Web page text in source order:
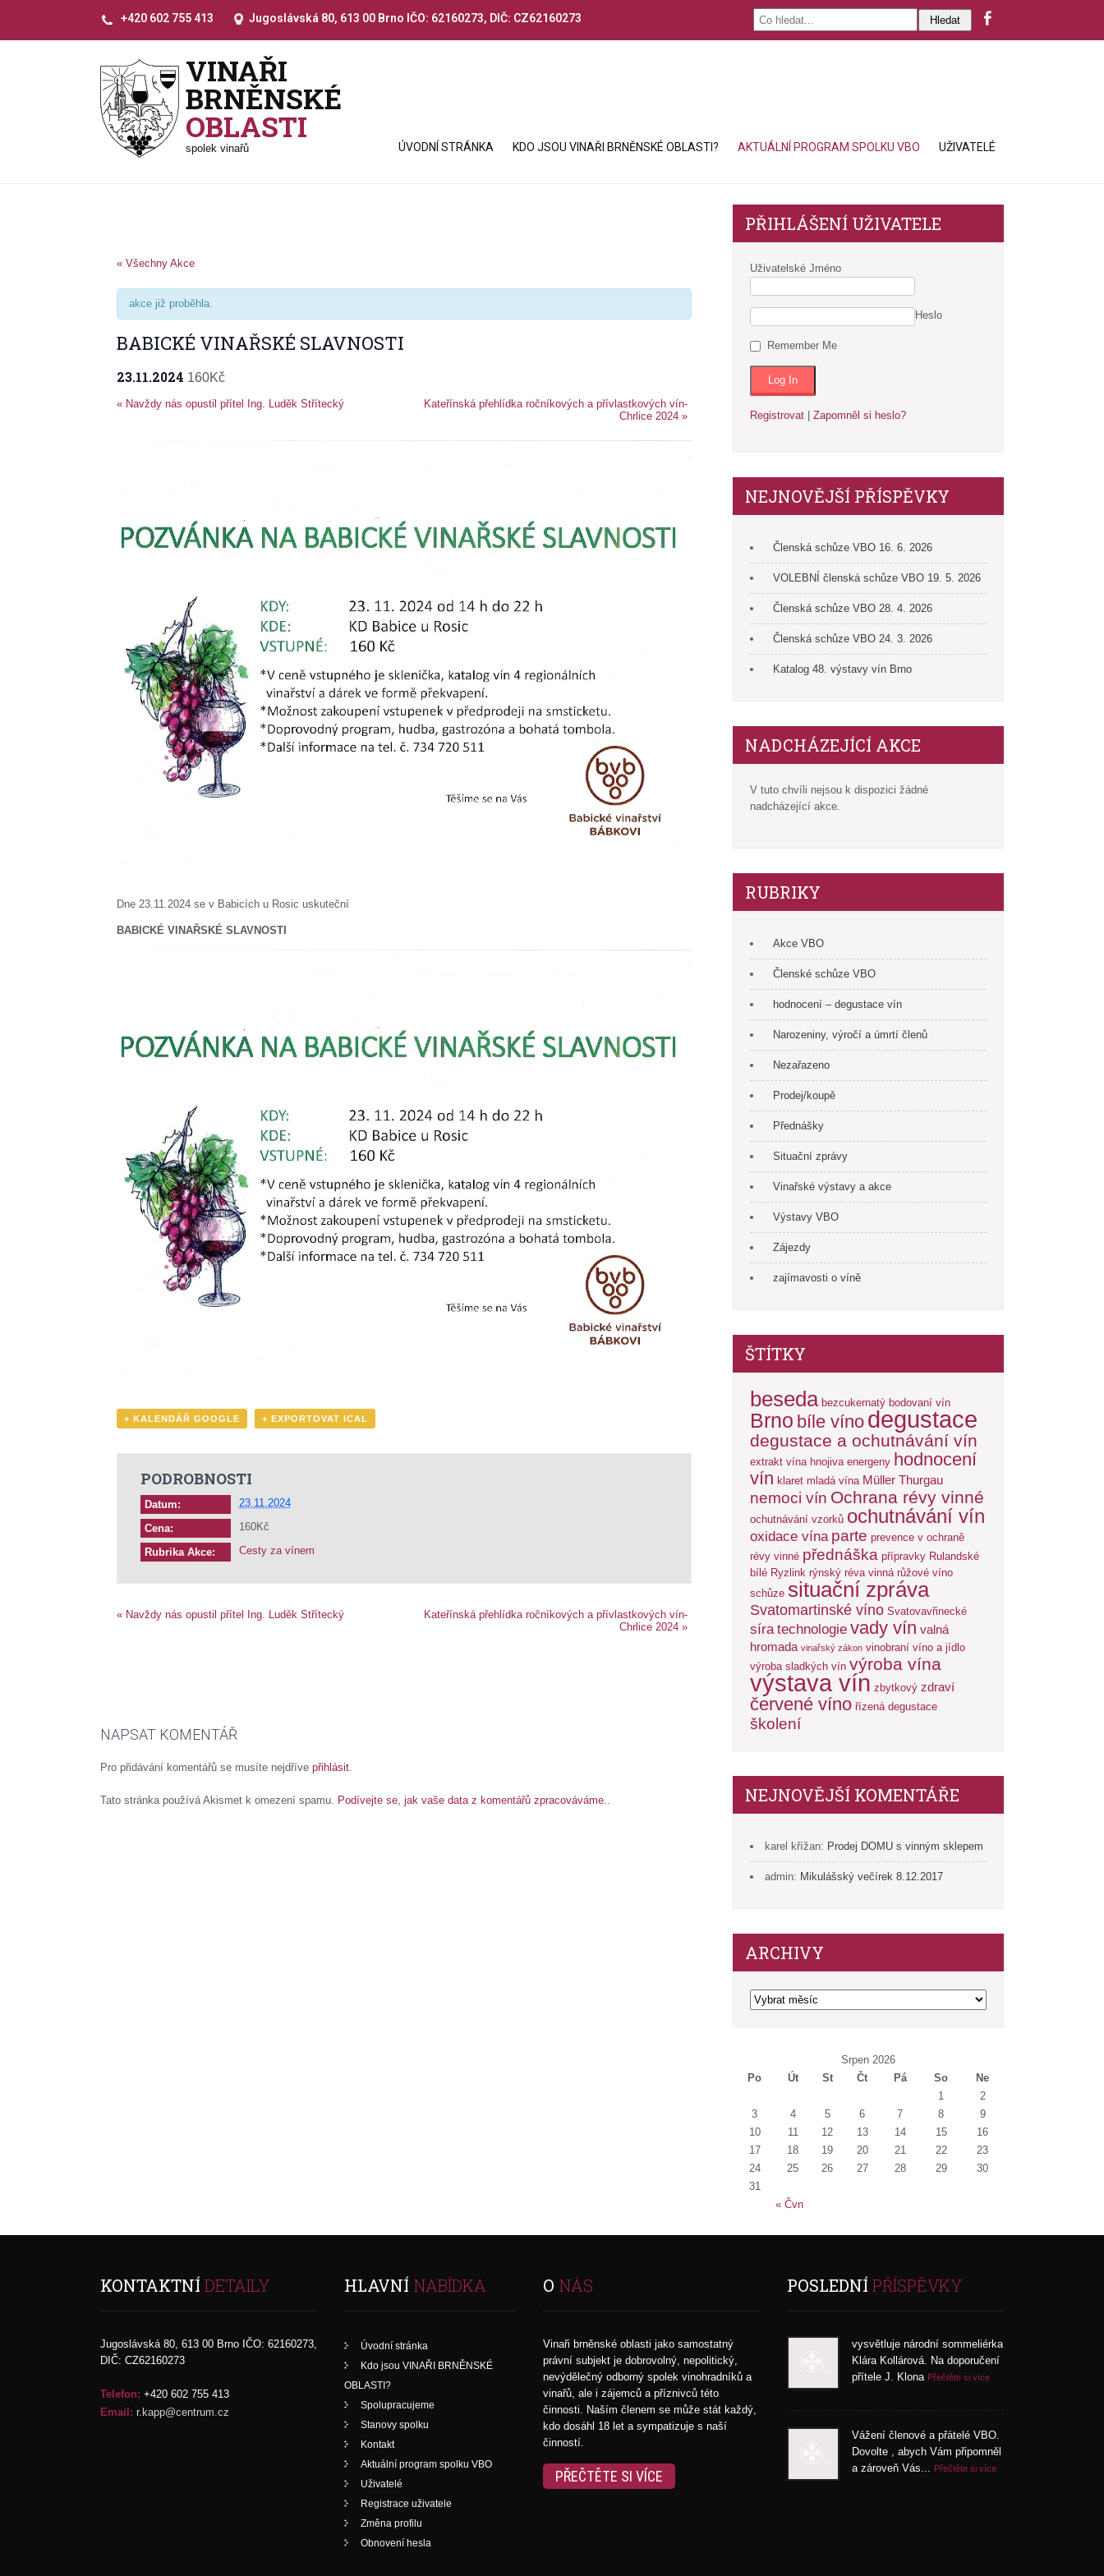
+420 602 755 413 Jugoslávská 80, 613 00 Brno IČO: 62160273, DIČ: CZ62160273
VINAŘI
BRNĚNSKÉ
OBLASTI
spolek vinařů ÚVODNÍ STRÁNKA KDO JSOU VINAŘI BRNĚNSKÉ OBLASTI? AKTUÁLNÍ PROGRAM SPOLKU VBO UŽIVATELÉ
« Všechny Akce
akce již proběhla.
BABICKÉ VINAŘSKÉ SLAVNOSTI
23.11.2024 160Kč
« Navždy nás opustil přítel Ing. Luděk Střítecký
Kateřínská přehlídka ročníkových a přívlastkových vín-
Chrlice 2024 »
Dne 23.11.2024 se v Babicích u Rosic uskuteční
BABICKÉ VINAŘSKÉ SLAVNOSTI
+ KALENDÁŘ GOOGLE + EXPORTOVAT ICAL
PODROBNOSTI
Datum: 23.11.2024
Cena: 160Kč
Rubrika Akce: Cesty za vínem
« Navždy nás opustil přítel Ing. Luděk Střítecký
Kateřínská přehlídka ročníkových a přívlastkových vín-
Chrlice 2024 »
NAPSAT KOMENTÁŘ
Pro přidávání komentářů se musíte nejdříve přihlásit.
Tato stránka používá Akismet k omezení spamu. Podívejte se, jak vaše data z komentářů zpracováváme..
PŘIHLÁŠENÍ UŽIVATELE
Uživatelské Jméno
Heslo
Remember Me
Registrovat Zapomněl si heslo?
NEJNOVĚJŠÍ PŘÍSPĚVKY
Členská schůze VBO 16. 6. 2026
VOLEBNÍ členská schůze VBO 19. 5. 2026
Členská schůze VBO 28. 4. 2026
Členská schůze VBO 24. 3. 2026
Katalog 48. výstavy vín Brno
NADCHÁZEJÍCÍ AKCE
V tuto chvíli nejsou k dispozici žádné
nadcházející akce.
RUBRIKY
Akce VBO
Členské schůze VBO
hodnocení – degustace vín
Narozeniny, výročí a úmrtí členů
Nezařazeno
Prodej/koupě
Přednášky
Situační zprávy
Vinařské výstavy a akce
Výstavy VBO
Zájezdy
zajímavosti o víně
ŠTÍTKY
beseda bezcukernatý bodovaní vín
Brno bíle víno degustace
degustace a ochutnávání vín
extrakt vína hnojiva energeny hodnocení
vín klaret mladá vína Müller Thurgau
nemoci vín Ochrana révy vinné
ochutnávání vzorků ochutnávání vín
oxidace vína parte prevence v ochraně
révy vinné přednáška přípravky Rulandské
bílé Ryzlink rýnský réva vinná růžové víno
schůze situační zpráva
Svatomartinské víno Svatovavřinecké
síra technologie vady vín valná
hromada vinařský zákon vinobraní víno a jídlo
výroba sladkých vín výroba vína
výstava vín zbytkový zdraví
červené víno řízená degustace
školení
NEJNOVĚJŠÍ KOMENTÁŘE
karel křížan: Prodej DOMU s vinným sklepem
admin: Mikulášský večírek 8.12.2017
ARCHIVY
Archivy
Srpen 2026
Po
Út St Čt Pá So Ne
« Čvn
1
2
3
4 5 6 7 8
9
10
11 12 13 14 15
16
17
18 19 20 21 22
23
24
25 26 27 28 29
30
31
KONTAKTNÍ DETAILY
Jugoslávská 80, 613 00 Brno IČO: 62160273,
DIČ: CZ62160273
Telefon: +420 602 755 413
Email: r.kapp@centrum.cz
HLAVNÍ NABÍDKA
Úvodní stránka
Kdo jsou VINAŘI BRNĚNSKÉ
OBLASTI?
Spolupracujeme
Stanovy spolku
Kontakt
Aktuální program spolku VBO
Uživatelé
Registrace uživatele
Změna profilu
Obnovení hesla
O NÁS
Vinaři brněnské oblasti jako samostatný
právní subjekt je dobrovolný, nepolitický,
nevýdělečný odborný spolek vinohradníků a
vinařů, ale i zájemců a příznivců této
činnosti. Naším členem se může stát každý,
kdo dosáhl 18 let a sympatizuje s naší
činností.
PŘEČTĚTE SI VÍCE
POSLEDNÍ PŘÍSPĚVKY
vysvětluje národní sommeliérka
Klára Kollárová. Na doporučení
přítele J. Klona Přečtěte si více
Vážení členové a přátelé VBO.
Dovolte , abych Vám připomněl
a zároveň Vás... Přečtěte si více